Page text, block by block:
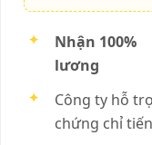
✦
Nhận 100%
lương
✦
Công ty hỗ
chứng chỉ